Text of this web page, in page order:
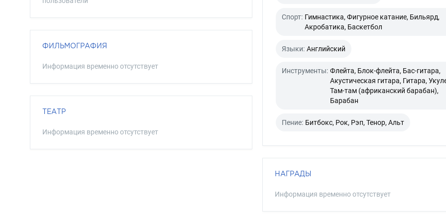
ФИЛЬМОГРАФИЯ
Информация временно отсутствует
ТЕАТР
Информация временно отсутствует
Спорт: Гимнастика, Фигурное катание, Бильярд,
Акробатика, Баскетбол
Языки: Английский
Инструменты: Флейта, Блок-флейта, Бас-гитара,
Акустическая гитара, Гитара,
Там-там (африканский барабан),
Барабан
Пение: Битбокс, Рок, Рэп, Тенор, Альт
НАГРАДЫ
Информация временно отсутствует